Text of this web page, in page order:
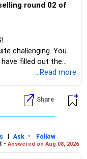
in the same
should remain
round 02 of
challenging. You
filled out the
...Read more
Share
| Ask -
Follow
- Answered on Aug 08, 2026